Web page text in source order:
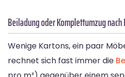
Beiladung oder Komplettumzug
Wenige Kartons, ein paar
rechnet sich fast immer die